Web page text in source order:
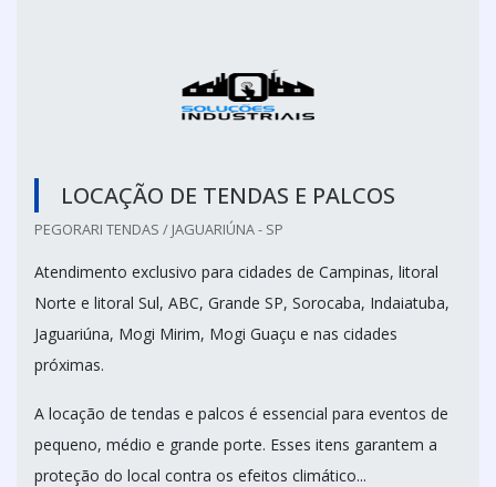
LOCAÇÃO DE TENDAS E PALCOS
PEGORARI TENDAS / JAGUARIÚNA - SP
Atendimento exclusivo para cidades de Campinas, litoral
Norte e litoral Sul, ABC, Grande SP, Sorocaba, Indaiatuba,
Jaguariúna, Mogi Mirim, Mogi Guaçu e nas cidades
próximas.
A locação de tendas e palcos é essencial para eventos de
pequeno, médio e grande porte. Esses itens garantem a
proteção do local contra os efeitos climático...